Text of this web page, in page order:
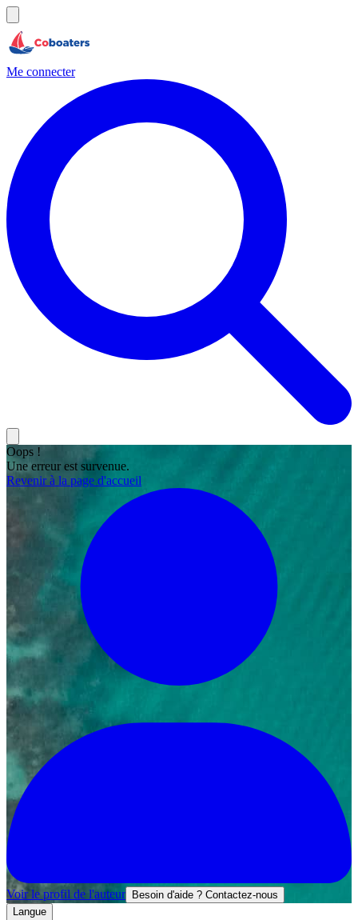
Me connecter
Oops !
Une erreur est survenue.
Revenir à la page d'accueil
Voir le profil de l'auteur Besoin d'aide ? Contactez-nous
Langue